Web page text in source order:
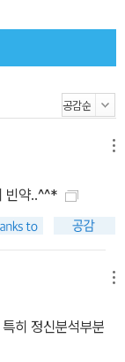
빈약..^^*
히 정신분석부분